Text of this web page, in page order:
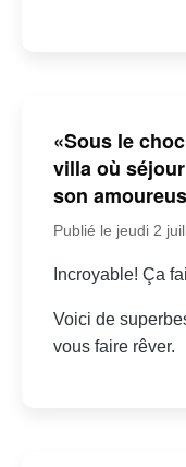
«Sous le
villa où
son
Publié le jeudi 2
Incroyable! Ça
Voici de
vous faire rêver.